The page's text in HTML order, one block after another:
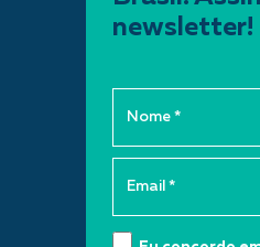
newsletter!